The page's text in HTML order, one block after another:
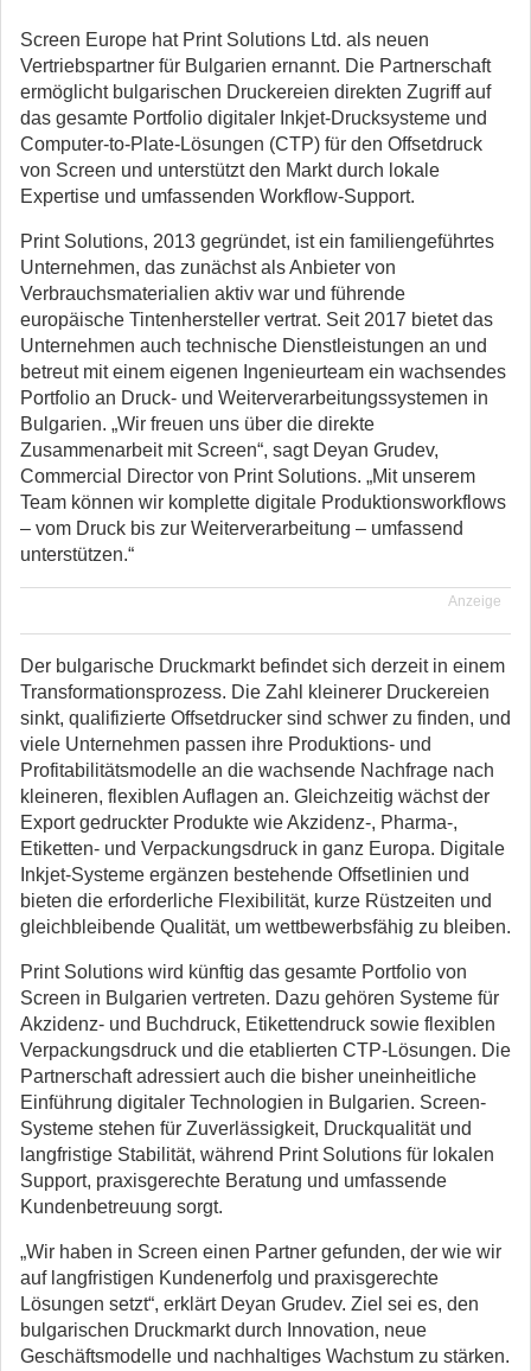
Screen Europe hat Print Solutions Ltd. als neuen
Vertriebspartner für Bulgarien ernannt. Die Partnerschaft
ermöglicht bulgarischen Druckereien direkten Zugriff auf
das gesamte Portfolio digitaler Inkjet-Drucksysteme und
Computer-to-Plate-Lösungen (CTP) für den Offsetdruck
von Screen und unterstützt den Markt durch lokale
Expertise und umfassenden Workflow-Support.
Print Solutions, 2013 gegründet, ist ein familiengeführtes
Unternehmen, das zunächst als Anbieter von
Verbrauchsmaterialien aktiv war und führende
europäische Tintenhersteller vertrat. Seit 2017 bietet das
Unternehmen auch technische Dienstleistungen an und
betreut mit einem eigenen Ingenieurteam ein wachsendes
Portfolio an Druck- und Weiterverarbeitungssystemen in
Bulgarien. „Wir freuen uns über die direkte
Zusammenarbeit mit Screen“, sagt Deyan Grudev,
Commercial Director von Print Solutions. „Mit unserem
Team können wir komplette digitale Produktionsworkflows
– vom Druck bis zur Weiterverarbeitung – umfassend
unterstützen.“
Anzeige
Der bulgarische Druckmarkt befindet sich derzeit in einem
Transformationsprozess. Die Zahl kleinerer Druckereien
sinkt, qualifizierte Offsetdrucker sind schwer zu finden, und
viele Unternehmen passen ihre Produktions- und
Profitabilitätsmodelle an die wachsende Nachfrage nach
kleineren, flexiblen Auflagen an. Gleichzeitig wächst der
Export gedruckter Produkte wie Akzidenz-, Pharma-,
Etiketten- und Verpackungsdruck in ganz Europa. Digitale
Inkjet-Systeme ergänzen bestehende Offsetlinien und
bieten die erforderliche Flexibilität, kurze Rüstzeiten und
gleichbleibende Qualität, um wettbewerbsfähig zu bleiben.
Print Solutions wird künftig das gesamte Portfolio von
Screen in Bulgarien vertreten. Dazu gehören Systeme für
Akzidenz- und Buchdruck, Etikettendruck sowie flexiblen
Verpackungsdruck und die etablierten CTP-Lösungen. Die
Partnerschaft adressiert auch die bisher uneinheitliche
Einführung digitaler Technologien in Bulgarien. Screen-
Systeme stehen für Zuverlässigkeit, Druckqualität und
langfristige Stabilität, während Print Solutions für lokalen
Support, praxisgerechte Beratung und umfassende
Kundenbetreuung sorgt.
„Wir haben in Screen einen Partner gefunden, der wie wir
auf langfristigen Kundenerfolg und praxisgerechte
Lösungen setzt“, erklärt Deyan Grudev. Ziel sei es, den
bulgarischen Druckmarkt durch Innovation, neue
Geschäftsmodelle und nachhaltiges Wachstum zu stärken.